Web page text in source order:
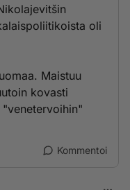
oli
Maistuu
kovasti
Kommentoi